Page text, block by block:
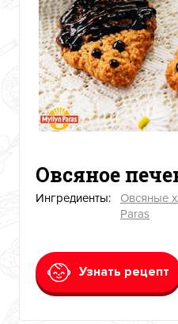
Овсяное
Ингредиенты:
Овсяные
Paras
Узнать рецепт